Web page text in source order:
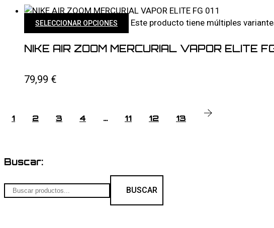
SELECCIONAR OPCIONES Este producto tiene múltiples
NIKE AIR ZOOM MERCURIAL VAPOR ELITE
79,99 €
1 2 3 4 … 11 12 13
Buscar:
BUSCAR